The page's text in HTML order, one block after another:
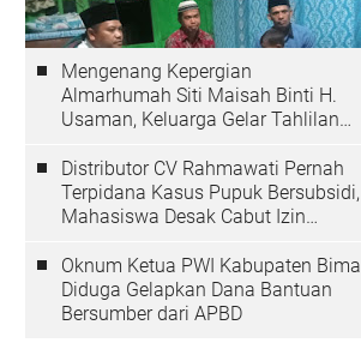
Mengenang Kepergian
Almarhumah Siti Maisah Binti H.
Usaman, Keluarga Gelar Tahlilan
Distributor CV Rahmawati Pernah
Terpidana Kasus Pupuk Bersubsidi,
Mahasiswa Desak Cabut Izin
Oknum Ketua PWI Kabupaten Bima
Diduga Gelapkan Dana Bantuan
Bersumber dari APBD